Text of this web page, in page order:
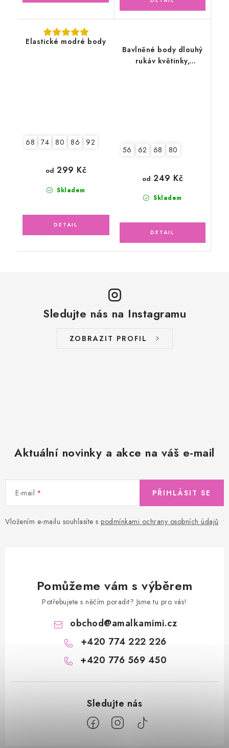
Elastické modré body
68 74 80 86 92
Skladem
od 299 Kč
Bavlněné body dlouhý
rukáv květinky,
56 62 68 80
Skladem
od 249 Kč
Sledujte nás na Instagramu
ZOBRAZIT PROFIL
Aktuální novinky a akce na váš e-mail
E-mail
Vložením e-mailu souhlasíte s podmínkami ochrany osobních údajů
PŘIHLÁSIT SE
Pomůžeme vám s výběrem
Potřebujete s něčím poradit? Jsme tu pro vás!
obchod@amalkamimi.cz
+420 774 222 226
+420 776 569 450